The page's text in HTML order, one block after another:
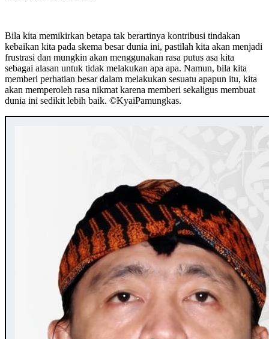
Bila kita memikirkan betapa tak berartinya kontribusi tindakan
kebaikan kita pada skema besar dunia ini, pastilah kita akan menjadi
frustrasi dan mungkin akan menggunakan rasa putus asa kita
sebagai alasan untuk tidak melakukan apa apa. Namun, bila kita
memberi perhatian besar dalam melakukan sesuatu apapun itu, kita
akan memperoleh rasa nikmat karena memberi sekaligus membuat
dunia ini sedikit lebih baik. ©️KyaiPamungkas.